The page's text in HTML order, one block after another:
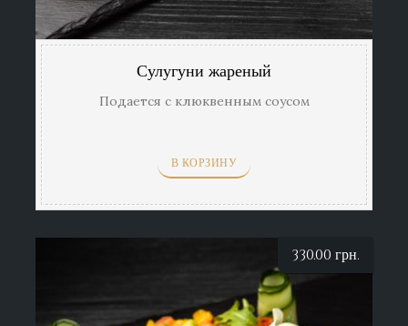
Сулугуни жареный
Подается с клюквенным соусом
В КОРЗИНУ
330.00 грн.